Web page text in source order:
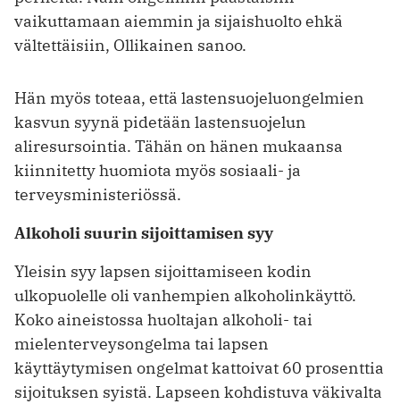
vaikuttamaan aiemmin ja sijaishuolto ehkä
vältettäisiin, Ollikainen sanoo.
Hän myös toteaa, että lastensuojeluongelmien
kasvun syynä pidetään lastensuojelun
aliresursointia. Tähän on hänen mukaansa
kiinnitetty huomiota myös sosiaali- ja
terveysministeriössä.
Alkoholi suurin sijoittamisen syy
Yleisin syy lapsen sijoittamiseen kodin
ulkopuolelle oli vanhempien alkoholinkäyttö.
Koko aineistossa huoltajan alkoholi- tai
mielenterveysongelma tai lapsen
käyttäytymisen ongelmat kattoivat 60 prosenttia
sijoituksen syistä. Lapseen kohdistuva väkivalta